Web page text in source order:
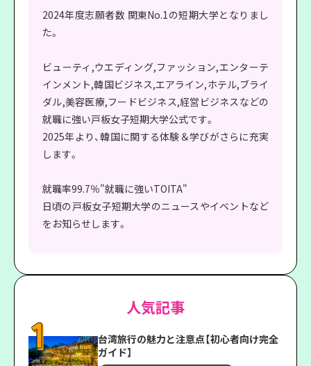
2024年度志願者数 関東No.1の短期大学となりまし
た。
ビューティ,ウエディング,ファッション,エンターテ
インメント,韓国ビジネス,エアライン,ホテル,ブライ
ダル,美容医療,フードビジネス,経営ビジネスなどの
就職に強い戸板女子短期大学公式です。
2025年より、韓国に関する体験＆学びがさらに充実
します。
就職率99.7％"就職に強いTOITA"
日頃の戸板女子短期大学のニュースやイベントなど
をお知らせします。
人気記事
台湾旅行の魅力と注意点【初心者向け完全
ガイド】